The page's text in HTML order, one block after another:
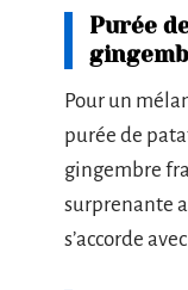
Purée
Pour un
purée de
gingembre
surprenante
s’accorde